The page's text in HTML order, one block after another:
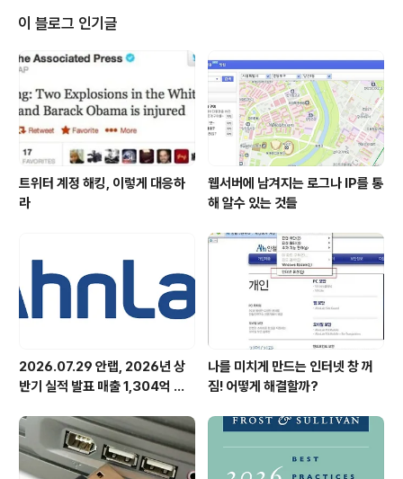
솔루션을 활용한 안랩 클라우드 보안관제 운영 방안 등 소
개 안랩(대표 강석균, www.ahnlab.com )이 12일 기업
보안 담당자를 대상으로 ‘안랩 온라인 세미나 2022(Ahn
Lab Online Seminar 2022, 이하 안랩 온라인 세미
나)’를 개최하고, CSP(Cloud Servi..
이 블로그 인기글
트위터 계정 해킹, 이렇게 대응하
라
웹서버에 남겨지는 로그나 IP를 통
해 알수 있는 것들
2026.07.29 안랩, 2026년 상
반기 실적 발표 매출 1,304억 원,
나를 미치게 만드는 인터넷 창 꺼
짐! 어떻게 해결할까?